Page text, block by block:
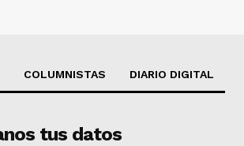
COLUMNISTAS DIARIO DIGITAL
tus datos